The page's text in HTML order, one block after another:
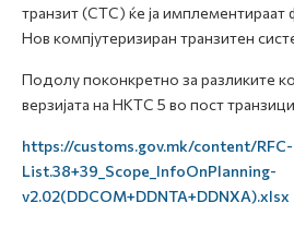
транзит (CTC) ќе ја имплементираат
Нов компјутеризиран транзитен
Подолу поконкретно за разликите
верзијата на НКТС 5 во пост
https://customs.gov.mk/content/RFC-
List.38+39_Scope_InfoOnPlanning-
v2.02(DDCOM+DDNTA+DDNXA).xlsx